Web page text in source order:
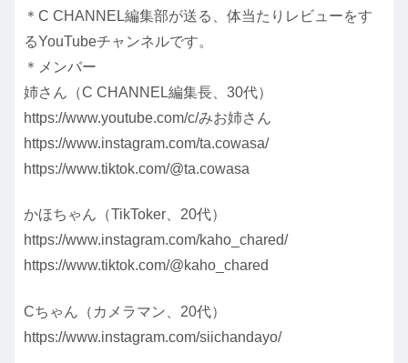
＊C CHANNEL編集部が送る、体当たりレビューをす
るYouTubeチャンネルです。
＊メンバー
姉さん（C CHANNEL編集長、30代）
https://www.youtube.com/c/みお姉さん
https://www.instagram.com/ta.cowasa/
https://www.tiktok.com/@ta.cowasa
かほちゃん（TikToker、20代）
https://www.instagram.com/kaho_chared/
https://www.tiktok.com/@kaho_chared
Cちゃん（カメラマン、20代）
https://www.instagram.com/siichandayo/